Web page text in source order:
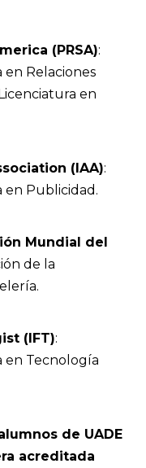
(PRSA):
Relaciones
en
(IAA):
en Publicidad.
Mundial del
de la
(IFT):
en Tecnología
de UADE
acreditada